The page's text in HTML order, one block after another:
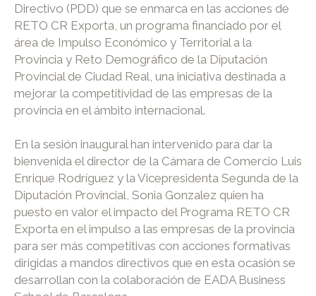
Directivo (PDD) que se enmarca en las acciones de
RETO CR Exporta, un programa financiado por el
área de Impulso Económico y Territorial a la
Provincia y Reto Demográfico de la Diputación
Provincial de Ciudad Real, una iniciativa destinada a
mejorar la competitividad de las empresas de la
provincia en el ámbito internacional.
En la sesión inaugural han intervenido para dar la
bienvenida el director de la Cámara de Comercio Luis
Enrique Rodríguez y la Vicepresidenta Segunda de la
Diputación Provincial, Sonia Gonzalez quien ha
puesto en valor el impacto del Programa RETO CR
Exporta en el impulso a las empresas de la provincia
para ser más competitivas con acciones formativas
dirigidas a mandos directivos que en esta ocasión se
desarrollan con la colaboración de EADA Business